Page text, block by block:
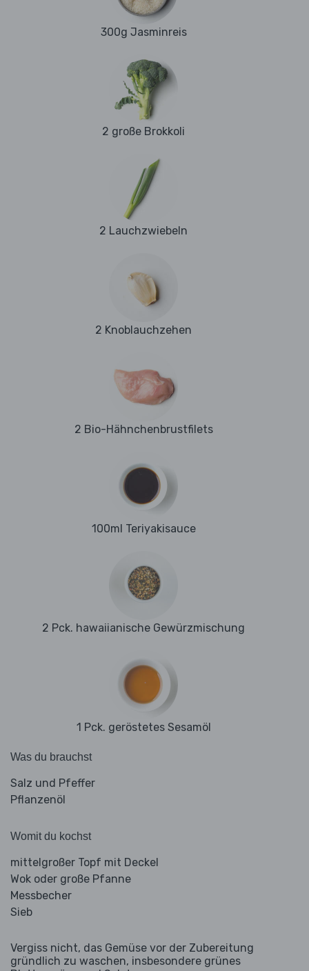
300g Jasminreis
2 große Brokkoli
2 Lauchzwiebeln
2 Knoblauchzehen
2 Bio-Hähnchenbrustfilets
100ml Teriyakisauce
2 Pck. hawaiianische Gewürzmischung
1 Pck. geröstetes Sesamöl
Was du brauchst
Salz und Pfeffer
Pflanzenöl
Womit du kochst
mittelgroßer Topf mit Deckel
Wok oder große Pfanne
Messbecher
Sieb
Vergiss nicht, das Gemüse vor der Zubereitung
gründlich zu waschen, insbesondere grünes